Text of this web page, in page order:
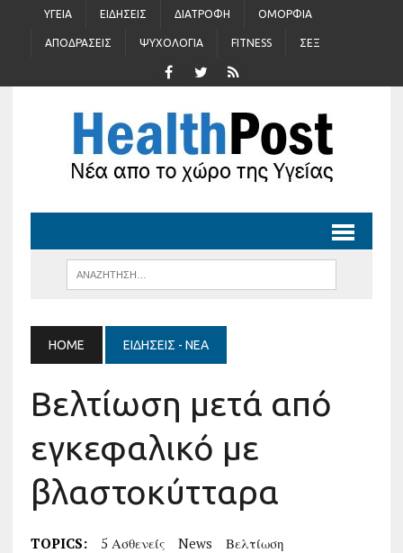
ΥΓΕΊΑ ΕΙΔΉΣΕΙΣ ΔΙΑΤΡΟΦΉ ΟΜΟΡΦΙΆ
ΑΠΟΔΡΆΣΕΙΣ ΨΥΧΟΛΟΓΊΑ FITNESS ΣΈΞ
HOME ΕΙΔΉΣΕΙΣ - ΝΈΑ
Βελτίωση μετά από
εγκεφαλικό με
βλαστοκύτταρα
TOPICS: 5 Ασθενείς News
Βελτίωση